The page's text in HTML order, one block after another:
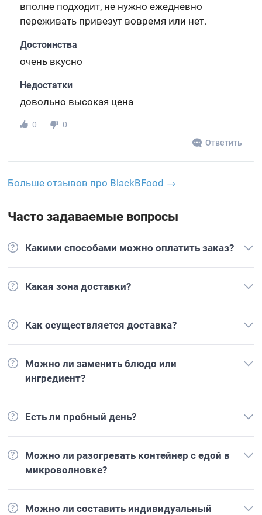
вполне подходит, не нужно ежедневно
переживать привезут вовремя или нет.
Достоинства
очень вкусно
Недостатки
довольно высокая цена
0
0
Ответить
Больше отзывов про BlackBFood →
Часто задаваемые вопросы
Какими способами можно оплатить заказ?
Какая зона доставки?
Как осуществляется доставка?
Можно ли заменить блюдо или
ингредиент?
Есть ли пробный день?
Можно ли разогревать контейнер с едой в
микроволновке?
Можно ли составить индивидуальный